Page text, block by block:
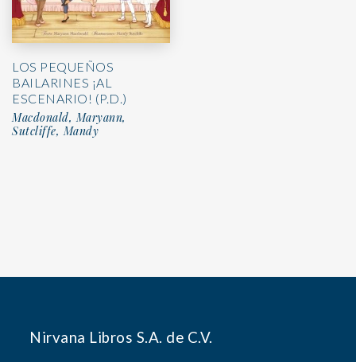
LOS PEQUEÑOS
BAILARINES ¡AL
ESCENARIO! (P.D.)
Macdonald, Maryann,
Sutcliffe, Mandy
Nirvana Libros S.A. de C.V.